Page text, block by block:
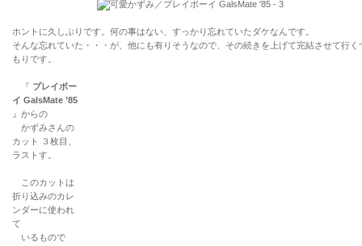
ホントに久しぶりです。何の事はない、すっかり忘れていたダケなんです。
そんな忘れていた・・・が、他にも有りそうなので、その続きを上げて完結させて行く
もりです。
『 プレイボー
イ GalsMate ’85
』からの
かずみさんの
カット ３枚目、
ラストす。
このカットは
折り込みのカレ
ンダーに使われ
て
いるもので